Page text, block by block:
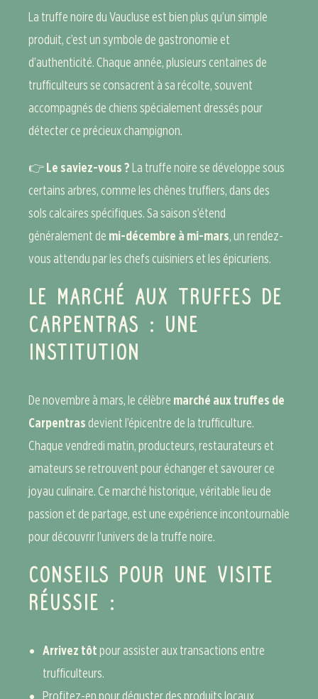
La truffe noire du Vaucluse est bien plus qu’un simple
produit, c’est un symbole de gastronomie et
d’authenticité. Chaque année, plusieurs centaines de
trufficulteurs se consacrent à sa récolte, souvent
accompagnés de chiens spécialement dressés pour
détecter ce précieux champignon.
👉Le saviez-vous ?La truffe noire se développe sous
certains arbres, comme les chênes truffiers, dans des
sols calcaires spécifiques. Sa saison s’étend
généralement de mi-décembre à mi-mars, un rendez-
vous attendu par les chefs cuisiniers et les épicuriens.
LE MARCHÉ AUX TRUFFES DE
CARPENTRAS : UNE
INSTITUTION
De novembre à mars, le célèbre marché aux truffes de
Carpentrasdevient l’épicentre de la trufficulture.
Chaque vendredi matin, producteurs, restaurateurs et
amateurs se retrouvent pour échanger et savourer ce
joyau culinaire. Ce marché historique, véritable lieu de
passion et de partage, est une expérience incontournable
pour découvrir l’univers de la truffe noire.
CONSEILS POUR UNE VISITE
RÉUSSIE :
Arrivez tôtpour assister aux transactions entre
trufficulteurs.
Profitez-en pour déguster des produits locaux